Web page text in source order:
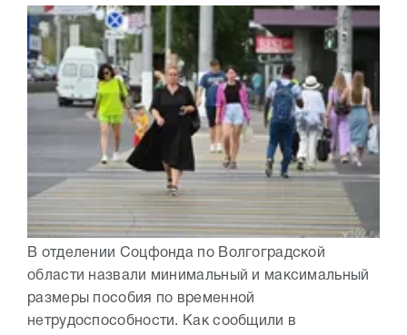
В отделении Соцфонда по Волгоградской
области назвали минимальный и максимальный
размеры пособия по временной
нетрудоспособности. Как сообщили в